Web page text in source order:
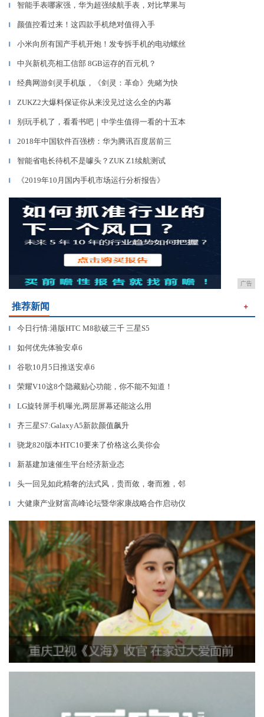
▎ 智能手表哪家强，华为超强续航手表，对比苹果与
▎ 颜值控看过来！这四款手机绝对值得入手
▎ 小米向所有国产手机开炮！发专拆手机的电动螺丝
▎ 中兴新机亮相工信部 8GB运存的百元机？
▎ 经典网游剑灵手机版，《剑灵：革命》先睹为快
▎ ZUKZ2大爆料保证你从来没见过这么全的内幕
▎ 别玩手机了，看看书吧｜中学生值得一看的十五本
▎ 2018年中国软件百强榜：华为腾讯百度居前三
▎ 智能省电长待机不是噱头？ZUK Z1续航测试
▎ 《2019年10月国内手机市场运行分析报告》
广告
推荐新闻 ＋
▎ 今日行情:港版HTC M8欲破三千 三星S5
▎ 如何优先体验安卓6
▎ 谷歌10月5日推送安卓6
▎ 荣耀V10这8个隐藏贴心功能，你不能不知道！
▎ LG旋转屏手机曝光,两层屏幕还能这么用
▎ 齐三星S7:GalaxyA5新款颜值飙升
▎ 骁龙820版本HTC10要来了价格这么美你会
▎ 新基建加速催生平台经济新业态
▎ 头一回见如此精奢的法式风，贵而敛，奢而雅，邻
▎ 大健康产业财富高峰论坛暨华家康战略合作启动仪